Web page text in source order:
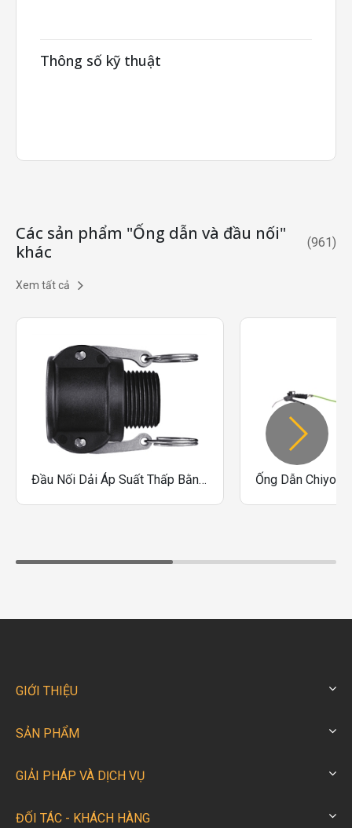
Thông số kỹ thuật
Các sản phẩm "Ống dẫn và đầu nối"
khác
(961)
Xem tất cả
Đầu Nối Dải Áp Suất Thấp Bằng Nhựa Nitto Kohki LB-6TSM, LB-8TSM, LB-12TSM, LB-16TSM, LB-24TSM
GIỚI THIỆU
SẢN PHẨM
GIẢI PHÁP VÀ DỊCH VỤ
ĐỐI TÁC - KHÁCH HÀNG